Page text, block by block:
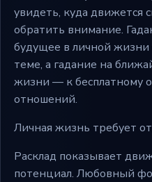
увидеть, куда движется
обратить внимание.
будущее в личной жизни
теме, а гадание на
жизни — к бесплатному
отношений.
Личная жизнь требует
Расклад показывает
потенциал. Любовный